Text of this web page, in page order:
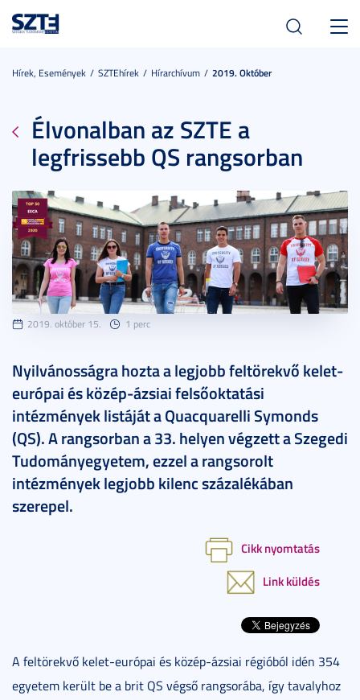
Hírek, Események SZTEhírek Hírarchívum 2019. Október
Élvonalban az SZTE a
legfrissebb QS rangsorban
2019. október 15. 1 perc
Nyilvánosságra hozta a legjobb feltörekvő kelet-
európai és közép-ázsiai felsőoktatási
intézmények listáját a Quacquarelli Symonds
(QS). A rangsorban a 33. helyen végzett a Szegedi
Tudományegyetem, ezzel a rangsorolt
intézmények legjobb kilenc százalékában
szerepel.
Cikk nyomtatás
Link küldés
A feltörekvő kelet-európai és közép-ázsiai régióból idén 354
egyetem került be a brit QS végső rangsorába, így tavalyhoz